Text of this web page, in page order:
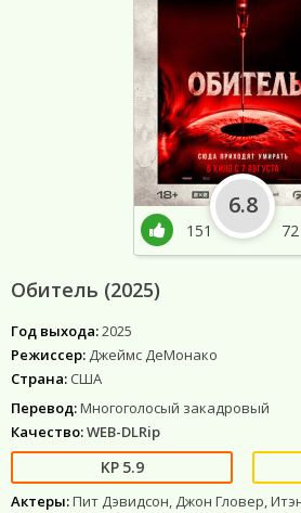
Обитель (2025)
Год выхода:2025
Режиссер: Джеймс ДеМонако
Страна: США
Перевод:Многоголосый закадровый
Качество:WEB-DLRip
5.9
Актеры:Пит Дэвидсон, Джон Гловер,
151
6.8
72